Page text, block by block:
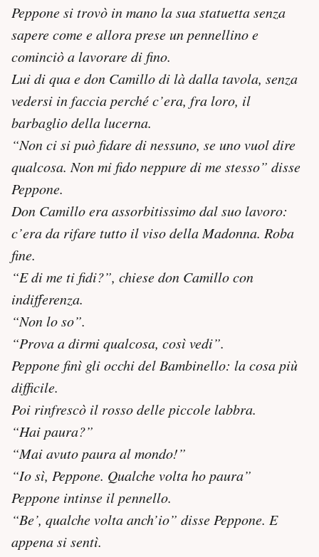
Peppone si trovò in mano la sua statuetta senza
sapere come e allora prese un pennellino e
cominciò a lavorare di fino.
Lui di qua e don Camillo di là dalla tavola, senza
vedersi in faccia perché c’era, fra loro, il
barbaglio della lucerna.
“Non ci si può fidare di nessuno, se uno vuol dire
qualcosa. Non mi fido neppure di me stesso” disse
Peppone.
Don Camillo era assorbitissimo dal suo lavoro:
c’era da rifare tutto il viso della Madonna. Roba
fine.
“E di me ti fidi?”, chiese don Camillo con
indifferenza.
“Non lo so”.
“Prova a dirmi qualcosa, così vedi”.
Peppone finì gli occhi del Bambinello: la cosa più
difficile.
Poi rinfrescò il rosso delle piccole labbra.
“Hai paura?”
“Mai avuto paura al mondo!”
“Io sì, Peppone. Qualche volta ho paura”
Peppone intinse il pennello.
“Be’, qualche volta anch’io” disse Peppone. E
appena si sentì.